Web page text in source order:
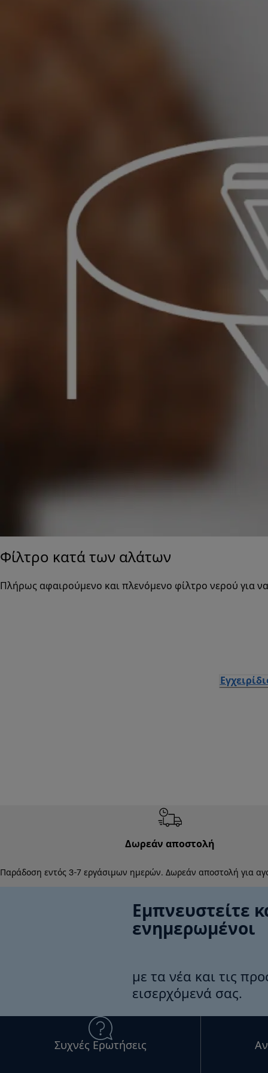
Φίλτρο κατά των αλάτων
Πλήρως αφαιρούμενο και πλενόμενο φίλτρο νερού για
Δωρεάν αποστολή
Παράδοση εντός 3-7 εργάσιμων ημερών. Δωρεάν αποστολή για
Εμπνευστείτε
ενημερωμένοι
με τα νέα και τις
εισερχόμενά σας.
Συχνές Ερωτήσεις